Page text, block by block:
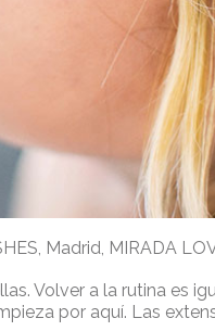
, Madrid, MIRADA
Volver a la rutina es
por aquí. Las